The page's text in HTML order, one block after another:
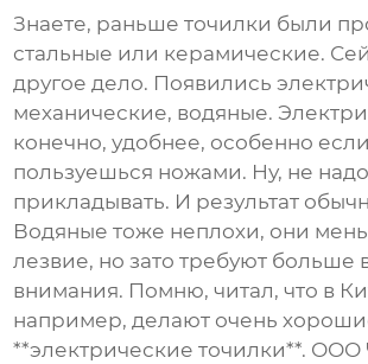
Знаете, раньше точилки были
стальные или керамические.
другое дело. Появились
механические, водяные.
конечно, удобнее, особенно
пользуешься ножами. Ну, не
прикладывать. И результат
Водяные тоже неплохи, они
лезвие, но зато требуют больше
внимания. Помню, читал, что в
например, делают очень
**электрические точилки**.